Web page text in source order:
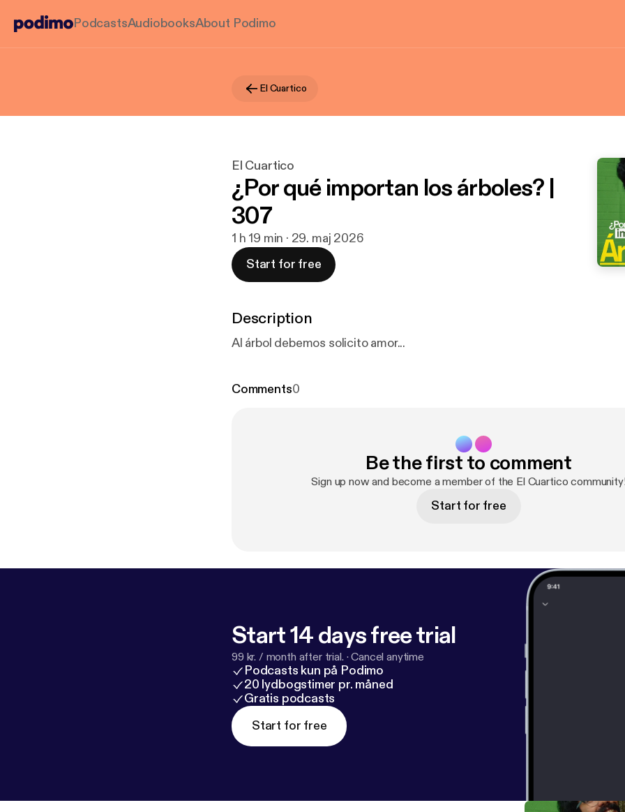
PodcastsAudiobooksAbout Podimo
El Cuartico
El Cuartico
¿Por qué importan los árboles? |
307
1 h 19 min · 29. maj 2026
Start for free
Description
Al árbol debemos solicito amor...
Comments0
Be the first to comment
Sign up now and become a member of the El Cuartico
Start for free
Start 14 days free trial
99 kr. / month after trial. ·Cancel anytime
Podcasts kun på Podimo
20 lydbogstimer pr. måned
Gratis podcasts
Start for free